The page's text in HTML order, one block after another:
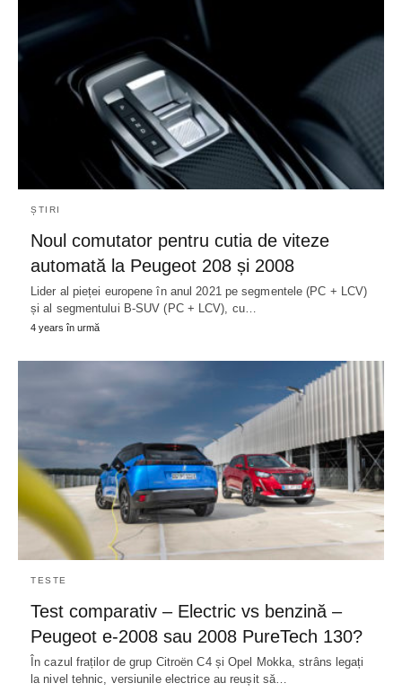
ȘTIRI
Noul comutator pentru cutia de viteze
automată la Peugeot 208 și 2008
Lider al pieței europene în anul 2021 pe segmentele (PC + LCV)
și al segmentului B-SUV (PC + LCV), cu…
4 years în urmă
TESTE
Test comparativ – Electric vs benzină –
Peugeot e-2008 sau 2008 PureTech 130?
În cazul fraților de grup Citroën C4 și Opel Mokka, strâns legați
la nivel tehnic, versiunile electrice au reușit să…